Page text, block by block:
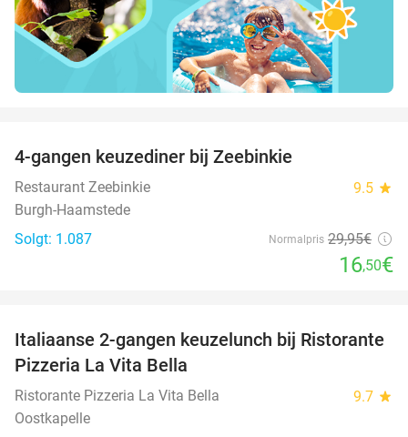
4-gangen keuzediner bij Zeebinkie
Restaurant Zeebinkie 9.5 star
Burgh-Haamstede
Solgt: 1.087
Normalpris 29,95€
16,50€
41%
Italiaanse 2-gangen keuzelunch bij Ristorante
Pizzeria La Vita Bella
Ristorante Pizzeria La Vita Bella 9.7 star
Oostkapelle